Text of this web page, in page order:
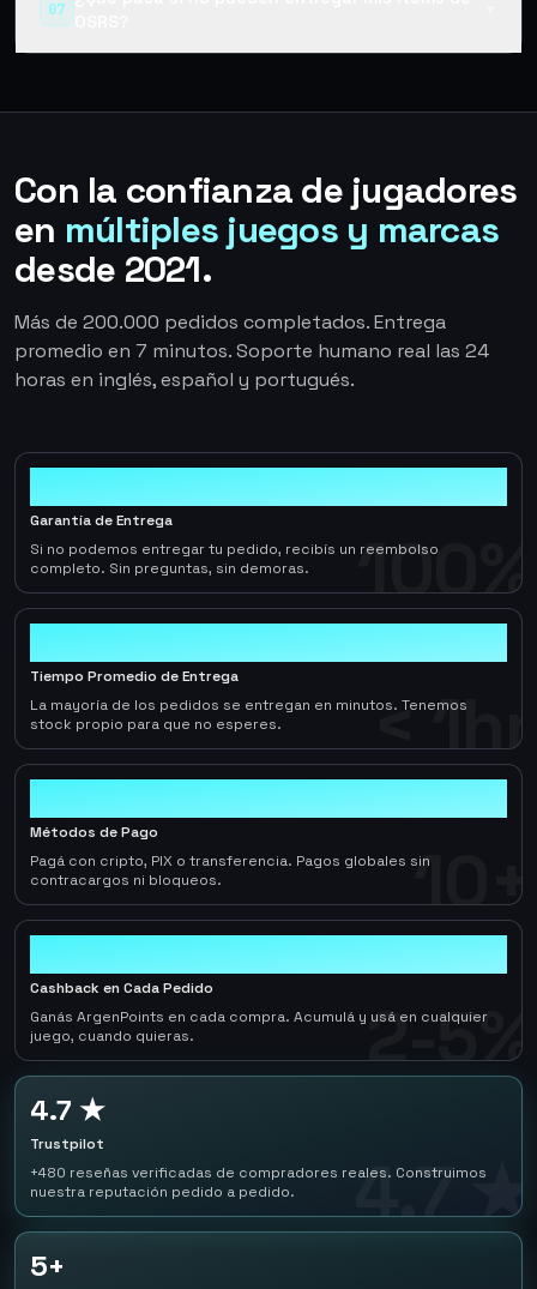
07
OSRS?
Con la confianza de jugadores
en múltiples juegos y marcas
desde 2021.
Más de 200.000 pedidos completados. Entrega
promedio en 7 minutos. Soporte humano real las 24
horas en inglés, español y portugués.
100%
Garantía de Entrega
Si no podemos entregar tu pedido, recibís un reembolso
completo. Sin preguntas, sin demoras.
< 1hr
Tiempo Promedio de Entrega
La mayoría de los pedidos se entregan en minutos. Tenemos
stock propio para que no esperes.
10+
Métodos de Pago
Pagá con cripto, PIX o transferencia. Pagos globales sin
contracargos ni bloqueos.
2-5%
Cashback en Cada Pedido
Ganás ArgenPoints en cada compra. Acumulá y usá en cualquier
juego, cuando quieras.
4.7 ★
4.7 ★
Trustpilot
+480 reseñas verificadas de compradores reales. Construimos
nuestra reputación pedido a pedido.
5+